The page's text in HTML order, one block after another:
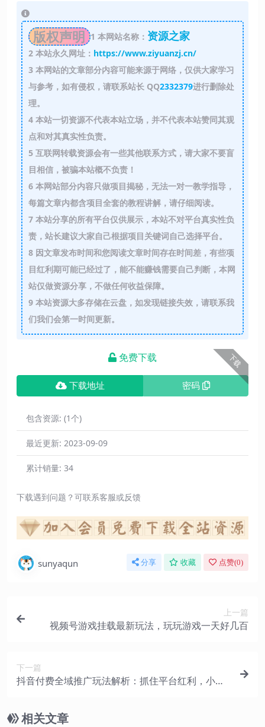
版权声明 1 本网站名称： 资源之家
2本站永久网址： https://www.ziyuanzj.cn/
3本网站的文章部分内容可能来源于网络，仅供大家学习
与参考，如有侵权，请联系站长 QQ2332379进行删除处
理。
4本站一切资源不代表本站立场，并不代表本站赞同其观
点和对其真实性负责。
5互联网转载资源会有一些其他联系方式，请大家不要盲
目相信，被骗本站概不负责！
6本网站部分内容只做项目揭秘，无法一对一教学指导，
每篇文章内都含项目全套的教程讲解，请仔细阅读。
7本站分享的所有平台仅供展示，本站不对平台真实性负
责，站长建议大家自己根据项目关键词自己选择平台。
8因文章发布时间和您阅读文章时间存在时间差，有些项
目红利期可能已经过了，能不能赚钱需要自己判断，本网
站仅做资源分享，不做任何收益保障。
9本站资源大多存储在云盘，如发现链接失效，请联系我
们我们会第一时间更新。
下载
免费下载
下载地址 密码
包含资源: (1个)
最近更新: 2023-09-09
累计销量: 34
下载遇到问题？可联系客服或反馈
sunyaqun 分享 收藏 点赞(0)
上一篇
视频号游戏挂载最新玩法，玩玩游戏一天好几百
下一篇
抖音付费全域推广玩法解析：抓住平台红利，小付
相关文章